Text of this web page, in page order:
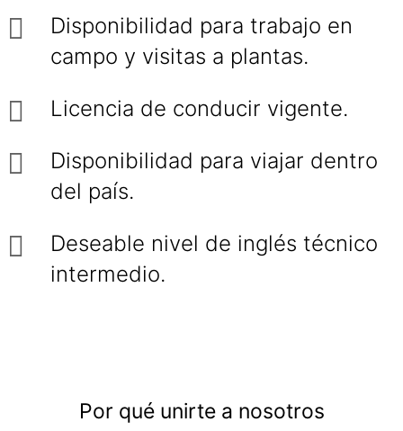
Disponibilidad para trabajo en
campo y visitas a plantas.
Licencia de conducir vigente.
Disponibilidad para viajar dentro
del país.
Deseable nivel de inglés técnico
intermedio.
Por qué unirte a nosotros